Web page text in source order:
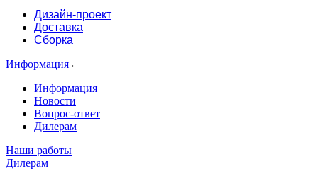
Дизайн-проект
Доставка
Сборка
Информация
Информация
Новости
Вопрос-ответ
Дилерам
Наши работы
Дилерам